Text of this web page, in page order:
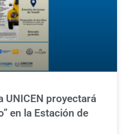
UNICEN proyectará
en la Estación de